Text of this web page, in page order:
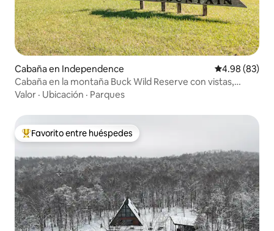
Cabaña en Independence Calificación
4.98 (83)
Cabaña en la montaña Buck Wild Reserve con vistas,
necesitas 4x4
Valor · Ubicación · Parques
De los mejores en Favorito entre huéspedes
Favorito entre huéspedes